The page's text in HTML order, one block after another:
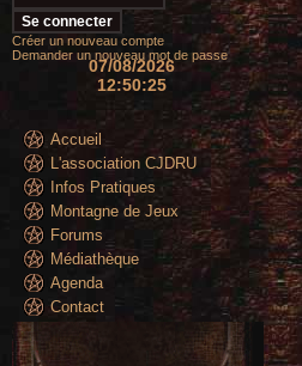
Créer un nouveau compte
Demander un nouveau mot de passe
07/08/2026
12:50:26
Accueil
L'association CJDRU
Infos Pratiques
Montagne de Jeux
Forums
Médiathèque
Agenda
Contact